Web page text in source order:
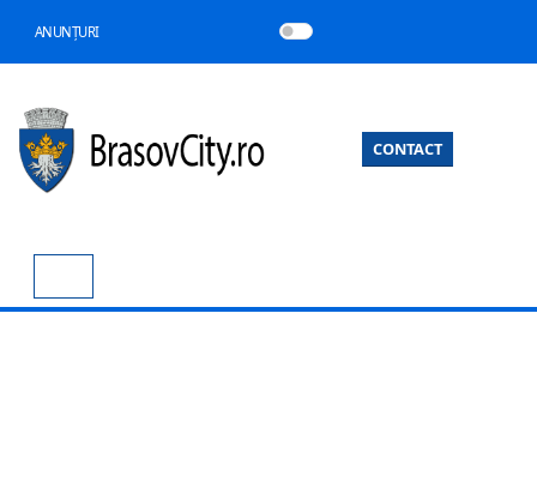
ANUNȚURI
CONTACT